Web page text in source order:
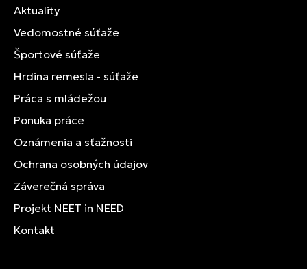
Aktuality
Vedomostné súťaže
Športové súťaže
Hrdina remesla - súťaže
Práca s mládežou
Ponuka práce
Oznámenia a sťažnosti
Ochrana osobných údajov
Záverečná správa
Projekt NEET in NEED
Kontakt